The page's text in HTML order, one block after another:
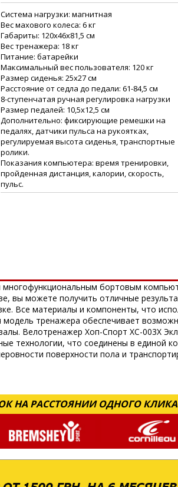
Система нагрузки: магнитная
Вес махового колеса: 6 кг
Габариты: 120х46х81,5 см
Вес тренажера: 18 кг
Питание: батарейки
Максимальный вес пользователя: 120 кг
Размер сиденья: 25х27 см
Расстояние от седла до педали: 61-84,5 см
8-ступенчатая ручная регулировка нагрузки
Размер педалей: 10,5х12,5 см
Дополнительно: фиксирующие ремешки на
педалях, датчики пульса на рукоятках,
регулируемая высота сиденья, транспортные
ролики.
Показания компьютера: время тренировки,
пройденная дистанция, калории, скорость,
пульс.
многофункциональным бортовым
вы можете получить отличные
Все материалы и компоненты, что
тренажера обеспечивает
Велотренажер Хоп-Спорт ХС-003Х
технологии, что соединены в единой
поверхности пола и
НА РАССТОЯНИИ ОДНОГО